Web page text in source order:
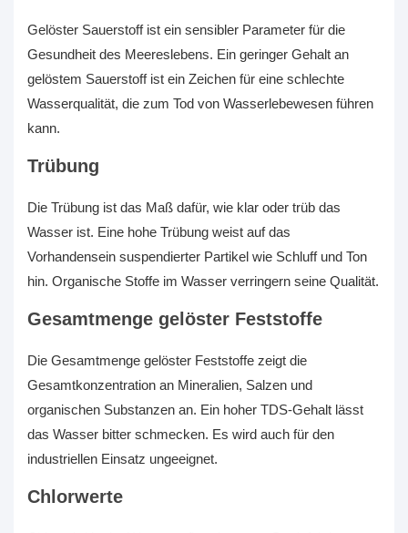
Gelöster Sauerstoff ist ein sensibler Parameter für die
Gesundheit des Meereslebens. Ein geringer Gehalt an
gelöstem Sauerstoff ist ein Zeichen für eine schlechte
Wasserqualität, die zum Tod von Wasserlebewesen führen
kann.
Trübung
Die Trübung ist das Maß dafür, wie klar oder trüb das
Wasser ist. Eine hohe Trübung weist auf das
Vorhandensein suspendierter Partikel wie Schluff und Ton
hin. Organische Stoffe im Wasser verringern seine Qualität.
Gesamtmenge gelöster Feststoffe
Die Gesamtmenge gelöster Feststoffe zeigt die
Gesamtkonzentration an Mineralien, Salzen und
organischen Substanzen an. Ein hoher TDS-Gehalt lässt
das Wasser bitter schmecken. Es wird auch für den
industriellen Einsatz ungeeignet.
Chlorwerte